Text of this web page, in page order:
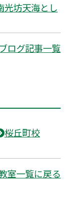
光坊天海とし
ログ記事一覧
桜丘町校
室一覧に戻る